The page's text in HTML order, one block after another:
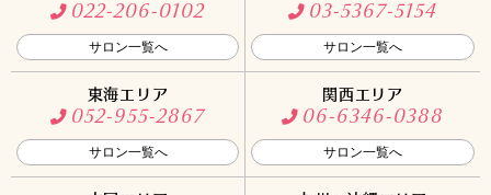
022-206-0102
サロン一覧へ
03-5367-5154
サロン一覧へ
東海エリア
052-955-2867
サロン一覧へ
関西エリア
06-6346-0388
サロン一覧へ